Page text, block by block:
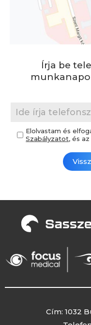
Írja be
Elolvastam és
Szabályzatot, és
Cím: 1032